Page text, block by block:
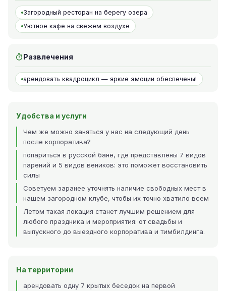
Загородный ресторан на берегу озера
Уютное кафе на свежем воздухе
Развлечения
арендовать квадроцикл — яркие эмоции обеспечены!
Удобства и услуги
Чем же можно заняться у нас на следующий день
после корпоратива?
попариться в русской бане, где представлены 7 видов
парений и 5 видов веников: это поможет восстановить
силы
Советуем заранее уточнять наличие свободных мест в
нашем загородном клубе, чтобы их точно хватило всем
Летом такая локация станет лучшим решением для
любого праздника и мероприятия: от свадьбы и
выпускного до выездного корпоратива и тимбилдинга.
На территории
арендовать одну 7 крытых беседок на первой